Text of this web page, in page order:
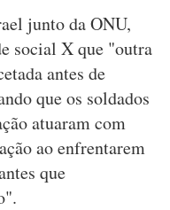
junto da ONU,
social X que "outra
antes de
que os soldados
atuaram com
ao enfrentarem
que